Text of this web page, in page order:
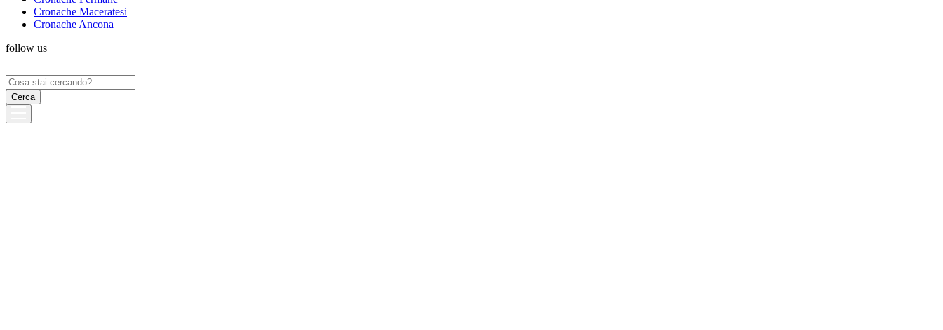
Cronache Maceratesi
Cronache Ancona
follow us
Ricerca
per: